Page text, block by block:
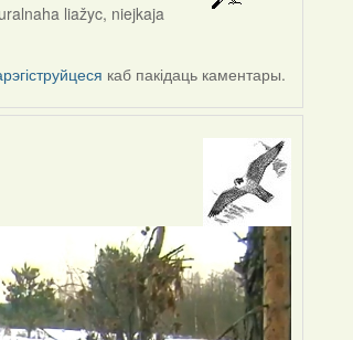
liažyc, niejkaja
каб пакідаць каментары.